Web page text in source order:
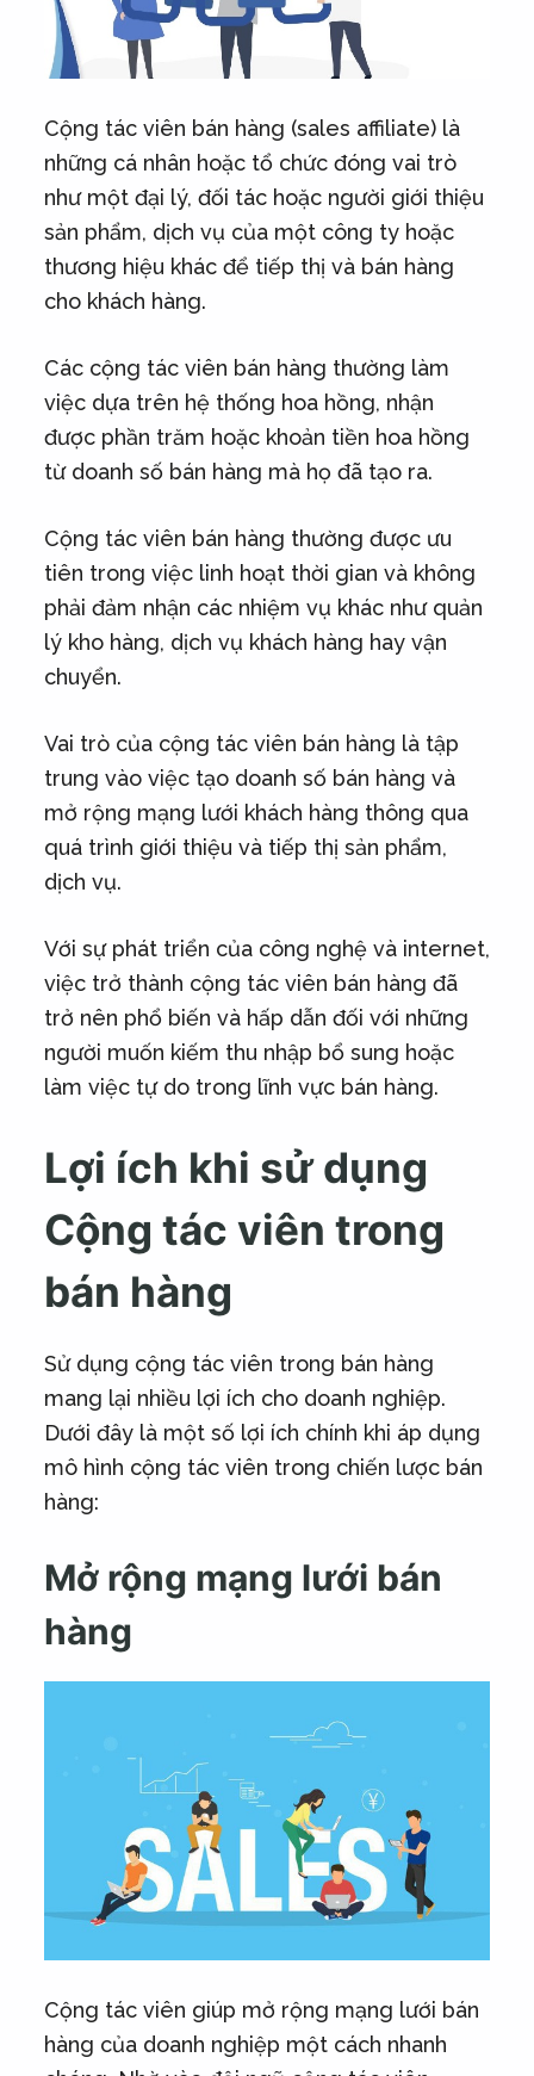
Cộng tác viên bán hàng (sales affiliate) là
những cá nhân hoặc tổ chức đóng vai trò
như một đại lý, đối tác hoặc người giới thiệu
sản phẩm, dịch vụ của một công ty hoặc
thương hiệu khác để tiếp thị và bán hàng
cho khách hàng.
Các cộng tác viên bán hàng thường làm
việc dựa trên hệ thống hoa hồng, nhận
được phần trăm hoặc khoản tiền hoa hồng
từ doanh số bán hàng mà họ đã tạo ra.
Cộng tác viên bán hàng thường được ưu
tiên trong việc linh hoạt thời gian và không
phải đảm nhận các nhiệm vụ khác như quản
lý kho hàng, dịch vụ khách hàng hay vận
chuyển.
Vai trò của cộng tác viên bán hàng là tập
trung vào việc tạo doanh số bán hàng và
mở rộng mạng lưới khách hàng thông qua
quá trình giới thiệu và tiếp thị sản phẩm,
dịch vụ.
Với sự phát triển của công nghệ và internet,
việc trở thành cộng tác viên bán hàng đã
trở nên phổ biến và hấp dẫn đối với những
người muốn kiếm thu nhập bổ sung hoặc
làm việc tự do trong lĩnh vực bán hàng.
Lợi ích khi sử dụng
Cộng tác viên trong
bán hàng
Sử dụng cộng tác viên trong bán hàng
mang lại nhiều lợi ích cho doanh nghiệp.
Dưới đây là một số lợi ích chính khi áp dụng
mô hình cộng tác viên trong chiến lược bán
hàng:
Mở rộng mạng lưới bán
hàng
Cộng tác viên giúp mở rộng mạng lưới bán
hàng của doanh nghiệp một cách nhanh